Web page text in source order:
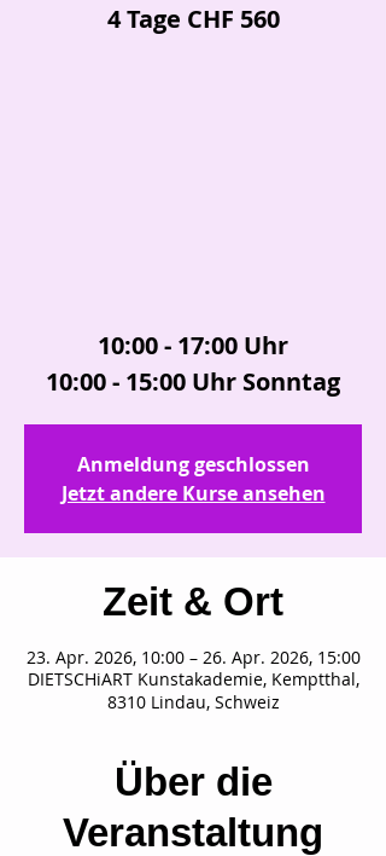
4 Tage CHF 560
10:00 - 17:00 Uhr
10:00 - 15:00 Uhr Sonntag
Anmeldung geschlossen
Jetzt andere Kurse ansehen
Zeit & Ort
23. Apr. 2026, 10:00 – 26. Apr. 2026, 15:00
DIETSCHiART Kunstakademie, Kemptthal,
8310 Lindau, Schweiz
Über die
Veranstaltung